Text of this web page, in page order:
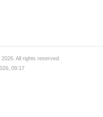
All rights reserved.
09:17